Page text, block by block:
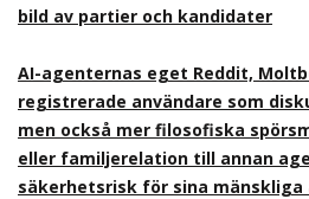
bild av partier och kandidater
AI-agenternas eget Reddit,
registrerade användare som
men också mer filosofiska
eller familjerelation till annan
säkerhetsrisk för sina mänskliga